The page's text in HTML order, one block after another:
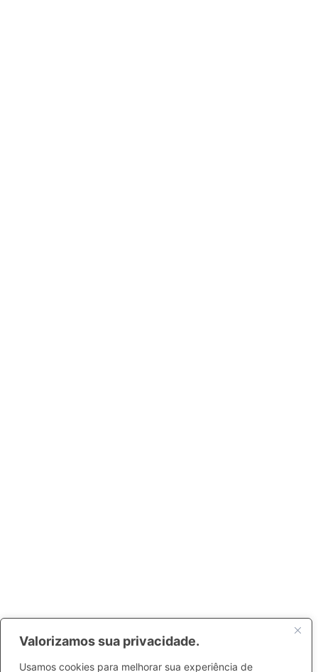
Valorizamos sua privacidade.
Usamos cookies para melhorar sua experiência de